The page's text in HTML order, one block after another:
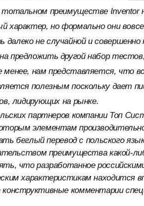
преимуществе Inventor
характер, но формально они
не случайной и совершенно
предложить другой набор
нам представляется, что
полезным поскольку дает
лидирующих на рынке.
партнеров компании Топ
элементам
беглый перевод с польского
преимущества какой-
что разработанное
характеристикам находится
комментарии